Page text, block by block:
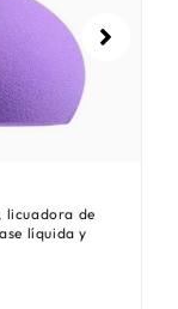
licuadora de
líquida y